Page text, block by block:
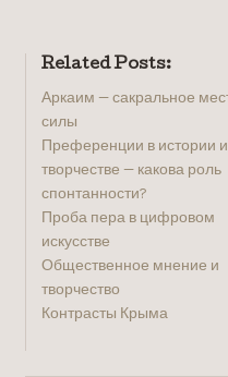
Related Posts:
Аркаим — сакральное
силы
Преференции в истории и
творчестве — какова роль
спонтанности?
Проба пера в цифровом
искусстве ​
Общественное мнение и
творчество
Контрасты Крыма